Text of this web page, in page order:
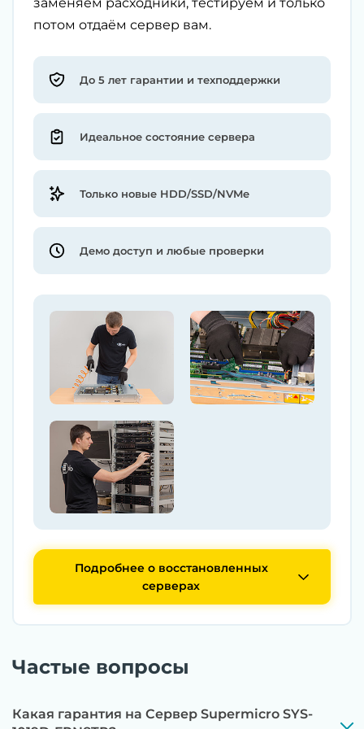
потом отдаём сервер вам.
До 5 лет гарантии и техподдержки
Идеальное состояние сервера
Только новые HDD/SSD/NVMe
Демо доступ и любые проверки
Подробнее о восстановленных
серверах
Частые вопросы
Какая гарантия на Сервер Supermicro SYS-